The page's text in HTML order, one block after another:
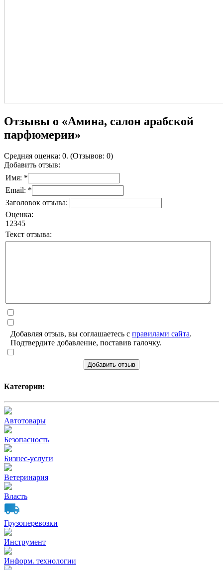
Отзывы о «Амина, салон арабской
парфюмерии»
Средняя оценка: 0. (Отзывов: 0)
Добавить отзыв:
Имя: *
Email: *
Заголовок отзыва:
Оценка:
1 2345
Текст отзыва:
Добавляя отзыв, вы соглашаетесь с правилами сайта.
Подтвердите добавление, поставив галочку.
Добавить отзыв
Категории:
Автотовары
Безопасность
Бизнес-услуги
Ветеринария
Власть
Грузоперевозки
Инструмент
Информ. технологии